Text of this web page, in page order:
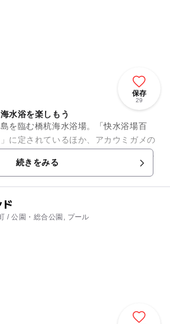
保存
29
水浴を楽しもう
を臨む橋杭海水浴場。「快水浴場百
に定されているほか、アカウミガメの
貴重な自然が残るビーチとしても有名
観光」に...
続きをみる
/ 公園・総合公園, プール